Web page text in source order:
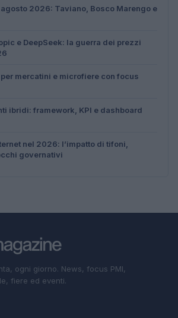
2026: Taviano, Bosco Marengo e
e DeepSeek: la guerra dei prezzi
mercatini e microfiere con focus
ibridi: framework, KPI e dashboard
nel 2026: l’impatto di tifoni,
governativi
ogni giorno. News, focus PMI,
fiere ed eventi.